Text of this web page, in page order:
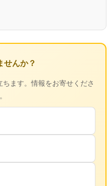
せんか？
ます。情報をお寄せくださ